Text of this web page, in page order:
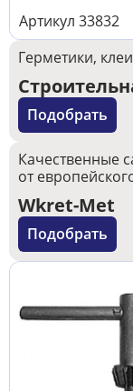
Артикул 33832
Герметики,
Подобрать
Качественные
от
Wkret-Met
Подобрать